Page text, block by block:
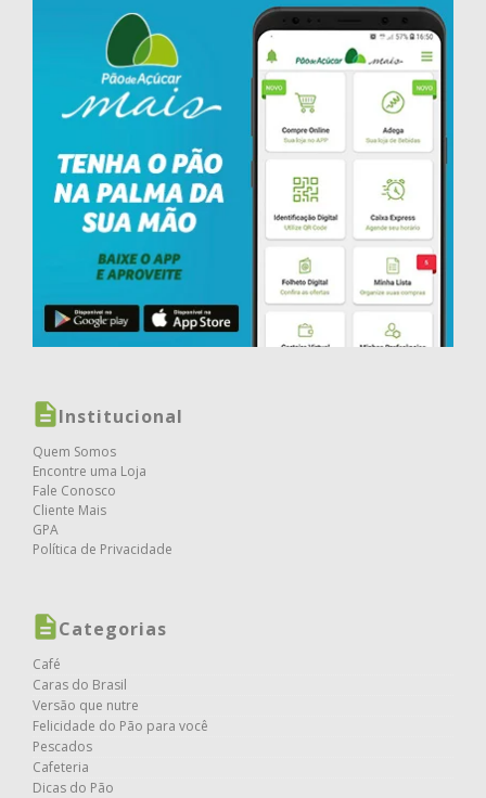
Institucional
Quem Somos
Encontre uma Loja
Fale Conosco
Cliente Mais
GPA
Política de Privacidade
Categorias
Café
Caras do Brasil
Versão que nutre
Felicidade do Pão para você
Pescados
Cafeteria
Dicas do Pão